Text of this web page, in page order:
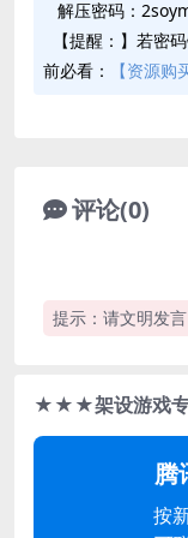
解压密码：
【提醒：】若密
前必看：
【资源购
评论(0)
提示：请文明发言
★★★架设游戏
腾
按